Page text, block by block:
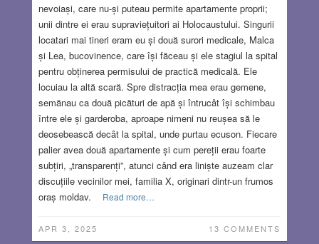
nevoiași, care nu-și puteau permite apartamente proprii;
unii dintre ei erau supraviețuitori ai Holocaustului. Singurii
locatari mai tineri eram eu și două surori medicale, Malca
și Lea, bucovinence, care își făceau și ele stagiul la spital
pentru obținerea permisului de practică medicală. Ele
locuiau la altă scară. Spre distracția mea erau gemene,
semănau ca două picături de apă și întrucât își schimbau
între ele și garderoba, aproape nimeni nu reușea să le
deosebească decât la spital, unde purtau ecuson. Fiecare
palier avea două apartamente și cum pereții erau foarte
subțiri, „transparenți”, atunci când era liniște auzeam clar
discuțiile vecinilor mei, familia X, originari dintr-un frumos
oraș moldav.
Read more…
APR 3, 2025 13 COMMENTS